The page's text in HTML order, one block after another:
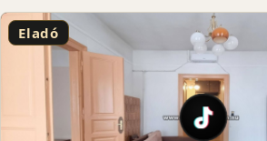
Eladó